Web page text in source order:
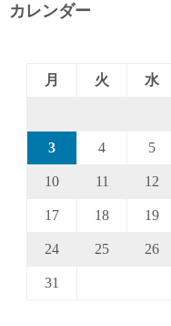
カレンダー
月
火 水
3 4 5
10 11 12
17 18 19
24 25 26
31